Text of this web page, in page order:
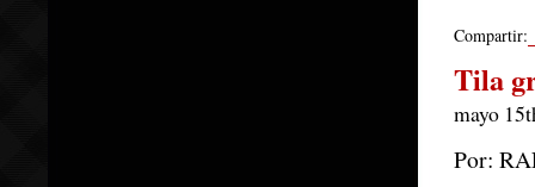
Compartir:
Tila
mayo
Por: